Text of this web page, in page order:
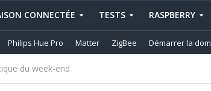
CONNECTÉE TESTS RASPBERRY
Philips Hue Pro Matter ZigBee Démarrer la
du week-end